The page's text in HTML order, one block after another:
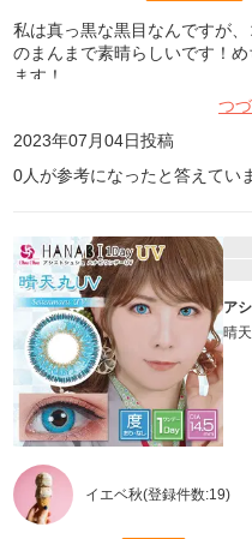
私は真っ黒な黒目なんですが
のまんまで素晴らしいです！
ます！
つ
2023年07月04日投稿
0人が参考になったと答えてい
ア
晴
イエベ秋(登録件数:19)